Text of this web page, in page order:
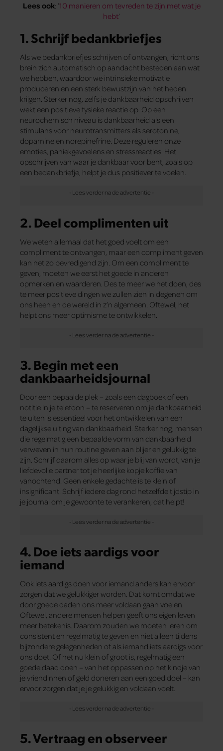
Lees ook: ’10 manieren om tevreden te zijn met wat je
hebt’
1. Schrijf bedankbriefjes
Als we bedankbriefjes schrijven of ontvangen, richt ons
brein zich automatisch op aandacht besteden aan wat
we hebben, waardoor we intrinsieke motivatie
produceren en een sterk bewustzijn van het heden
krijgen. Sterker nog, zelfs je dankbaarheid opschrijven
wekt een positieve fysieke reactie op. Op een
neurochemisch niveau is dankbaarheid als een
stimulans voor neurotransmitters als serotonine,
dopamine en norepinefrine. Deze reguleren onze
emoties, paniekgevoelens en stressreacties. Het
opschrijven van waar je dankbaar voor bent, zoals op
een bedankbriefje, helpt je dus positiever te voelen.
2. Deel complimenten uit
We weten allemaal dat het goed voelt om een
compliment te ontvangen, maar een compliment geven
kan net zo bevredigend zijn. Om een compliment te
geven, moeten we eerst het goede in anderen
opmerken en waarderen. Des te meer we het doen, des
te meer positieve dingen we zullen zien in degenen om
ons heen en de wereld in z’n algemeen. Oftewel, het
helpt ons meer optimisme te ontwikkelen.
3. Begin met een
dankbaarheidsjournal
Door een bepaalde plek – zoals een dagboek of een
notitie in je telefoon – te reserveren om je dankbaarheid
te uiten is essentieel voor het ontwikkelen van een
dagelijkse uiting van dankbaarheid. Sterker nog, mensen
die regelmatig een bepaalde vorm van dankbaarheid
verweven in hun routine geven aan blijer en gelukkig te
zijn. Schrijf daarom alles op waar je blij van wordt, van je
liefdevolle partner tot je heerlijke kopje koffie van
vanochtend. Geen enkele gedachte is te klein of
insignificant. Schrijf iedere dag rond hetzelfde tijdstip in
je journal om je gewoonte te verankeren, dat helpt!
4. Doe iets aardigs voor
iemand
Ook iets aardigs doen voor iemand anders kan ervoor
zorgen dat we gelukkiger worden. Dat komt omdat we
door goede daden ons meer voldaan gaan voelen.
Oftewel, andere mensen helpen geeft ons eigen leven
meer betekenis. Daarom zouden we moeten leren om
consistent en regelmatig te geven en niet alleen tijdens
bijzondere gelegenheden of als iemand iets aardigs voor
ons doet. Of het nu klein of groot is, regelmatig een
goede daad doen – van het oppassen op het kindje van
je vriendinnen of geld doneren aan een goed doel – kan
ervoor zorgen dat je je gelukkig en voldaan voelt.
5. Vertraag en observeer